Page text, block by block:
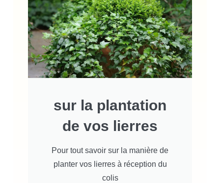
sur la plantation
de vos lierres
Pour tout savoir sur la manière de
planter vos lierres à réception du
colis